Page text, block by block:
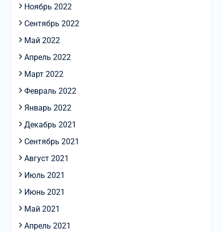
Ноябрь 2022
Сентябрь 2022
Май 2022
Апрель 2022
Март 2022
Февраль 2022
Январь 2022
Декабрь 2021
Сентябрь 2021
Август 2021
Июль 2021
Июнь 2021
Май 2021
Апрель 2021